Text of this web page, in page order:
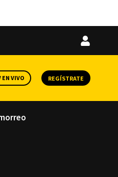
Iniciar
EN VIVO REGÍSTRATE